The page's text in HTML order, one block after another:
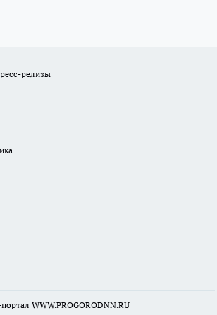
релизы
WWW.PROGORODNN.RU